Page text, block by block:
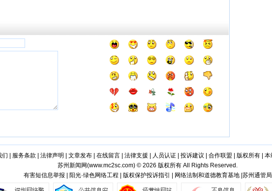
们 服务条款 法律声明 文章发布| 在线留言| 法律支援 人员认证| 投诉建议 合作联盟 版权所有| 本
苏州新闻网(www.mc2sc.com) © 2026 版权所有 All Rights Reserved.
有害短信息举报 | 阳光·绿色网络工程 | 版权保护投诉指引 | 网络法制和道德教育基地 |苏州通管局